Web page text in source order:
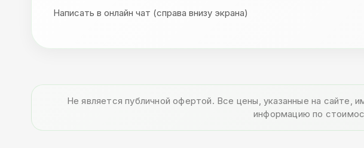
Написать в онлайн чат (справа внизу экрана)
Не является публичной офертой. Все цены, указанные на
информацию по